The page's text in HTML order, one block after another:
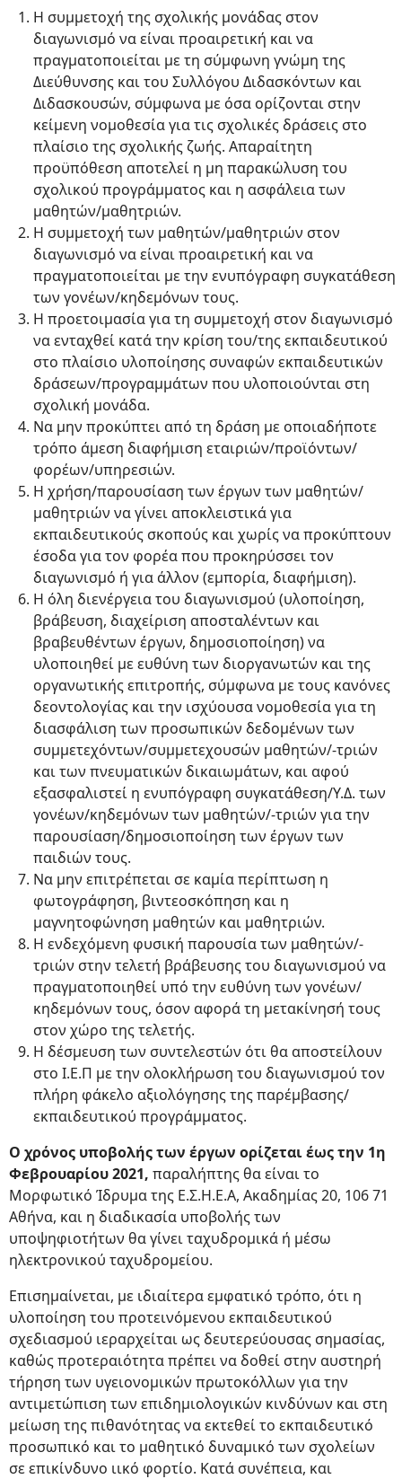
Η συμμετοχή της σχολικής μονάδας στον
διαγωνισμό να είναι προαιρετική και να
πραγματοποιείται με τη σύμφωνη γνώμη της
Διεύθυνσης και του Συλλόγου Διδασκόντων και
Διδασκουσών, σύμφωνα με όσα ορίζονται στην
κείμενη νομοθεσία για τις σχολικές δράσεις στο
πλαίσιο της σχολικής ζωής. Απαραίτητη
προϋπόθεση αποτελεί η μη παρακώλυση του
σχολικού προγράμματος και η ασφάλεια των
μαθητών/μαθητριών.
Η συμμετοχή των μαθητών/μαθητριών στον
διαγωνισμό να είναι προαιρετική και να
πραγματοποιείται με την ενυπόγραφη συγκατάθεση
των γονέων/κηδεμόνων τους.
Η προετοιμασία για τη συμμετοχή στον διαγωνισμό
να ενταχθεί κατά την κρίση του/της εκπαιδευτικού
στο πλαίσιο υλοποίησης συναφών εκπαιδευτικών
δράσεων/προγραμμάτων που υλοποιούνται στη
σχολική μονάδα.
Να μην προκύπτει από τη δράση με οποιαδήποτε
τρόπο άμεση διαφήμιση εταιριών/προϊόντων/
φορέων/υπηρεσιών.
Η χρήση/παρουσίαση των έργων των μαθητών/
μαθητριών να γίνει αποκλειστικά για
εκπαιδευτικούς σκοπούς και χωρίς να προκύπτουν
έσοδα για τον φορέα που προκηρύσσει τον
διαγωνισμό ή για άλλον (εμπορία, διαφήμιση).
Η όλη διενέργεια του διαγωνισμού (υλοποίηση,
βράβευση, διαχείριση αποσταλέντων και
βραβευθέντων έργων, δημοσιοποίηση) να
υλοποιηθεί με ευθύνη των διοργανωτών και της
οργανωτικής επιτροπής, σύμφωνα με τους κανόνες
δεοντολογίας και την ισχύουσα νομοθεσία για τη
διασφάλιση των προσωπικών δεδομένων των
συμμετεχόντων/συμμετεχουσών μαθητών/-τριών
και των πνευματικών δικαιωμάτων, και αφού
εξασφαλιστεί η ενυπόγραφη συγκατάθεση/Υ.Δ. των
γονέων/κηδεμόνων των μαθητών/-τριών για την
παρουσίαση/δημοσιοποίηση των έργων των
παιδιών τους.
Να μην επιτρέπεται σε καμία περίπτωση η
φωτογράφηση, βιντεοσκόπηση και η
μαγνητοφώνηση μαθητών και μαθητριών.
Η ενδεχόμενη φυσική παρουσία των μαθητών/-
τριών στην τελετή βράβευσης του διαγωνισμού να
πραγματοποιηθεί υπό την ευθύνη των γονέων/
κηδεμόνων τους, όσον αφορά τη μετακίνησή τους
στον χώρο της τελετής.
Η δέσμευση των συντελεστών ότι θα αποστείλουν
στο Ι.Ε.Π με την ολοκλήρωση του διαγωνισμού τον
πλήρη φάκελο αξιολόγησης της παρέμβασης/
εκπαιδευτικού προγράμματος.
Ο χρόνος υποβολής των έργων ορίζεται έως την 1η
Φεβρουαρίου 2021, παραλήπτης θα είναι το
Μορφωτικό Ίδρυμα της Ε.Σ.Η.Ε.Α, Ακαδημίας 20, 106 71
Αθήνα, και η διαδικασία υποβολής των
υποψηφιοτήτων θα γίνει ταχυδρομικά ή μέσω
ηλεκτρονικού ταχυδρομείου.
Επισημαίνεται, με ιδιαίτερα εμφατικό τρόπο, ότι η
υλοποίηση του προτεινόμενου εκπαιδευτικού
σχεδιασμού ιεραρχείται ως δευτερεύουσας σημασίας,
καθώς προτεραιότητα πρέπει να δοθεί στην αυστηρή
τήρηση των υγειονομικών πρωτοκόλλων για την
αντιμετώπιση των επιδημιολογικών κινδύνων και στη
μείωση της πιθανότητας να εκτεθεί το εκπαιδευτικό
προσωπικό και το μαθητικό δυναμικό των σχολείων
σε επικίνδυνο ιικό φορτίο. Κατά συνέπεια, και